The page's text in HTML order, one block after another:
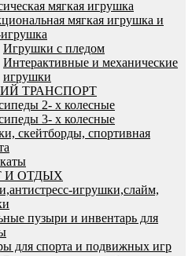
мягкая игрушка
мягкая игрушка и
Игрушки с пледом
Интерактивные и механические
игрушки
ТРАНСПОРТ
2- х колесные
3- х колесные
скейтборды, спортивная
И ОТДЫХ
игрушки,слайм,
пузыри и инвентарь для
для спорта и подвижных игр